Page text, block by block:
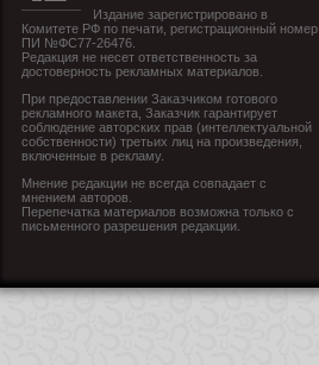
Издание зарегистрировано в
Комитете РФ по печати, регистрационный номер
ПИ №ФС77-26476.
Редакция не несет ответственность за
достоверность рекламных материалов.
При предоставлении Заказчиком готового
рекламного макета, Заказчик гарантирует
соблюдение авторских прав (интеллектуальной
собственности) третьих лиц на произведения,
включенные в рекламу.
Мнение редакции не всегда совпадает с
мнением авторов.
Перепечатка материалов возможна только с
письменного разрешения редакции.